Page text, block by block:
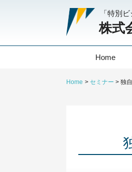
「特別
株式
Home
Home セミナー 独